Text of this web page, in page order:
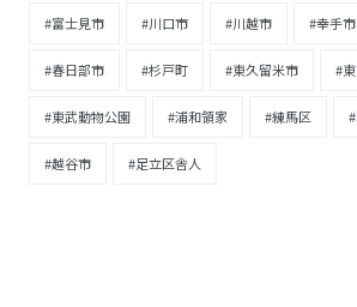
#富士見市 #川口市 #川越市 #幸手市
#春日部市 #杉戸町 #東久留米市 #
#東武動物公園 #浦和領家 #練馬区
#越谷市 #足立区舎人